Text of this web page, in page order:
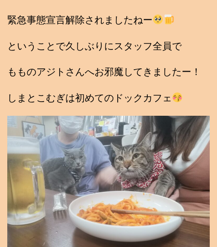
緊急事態宣言解除されましたねー
ということで久しぶりにスタッフ全員で
もものアジトさんへお邪魔してきましたー！
しまとこむぎは初めてのドックカフェ